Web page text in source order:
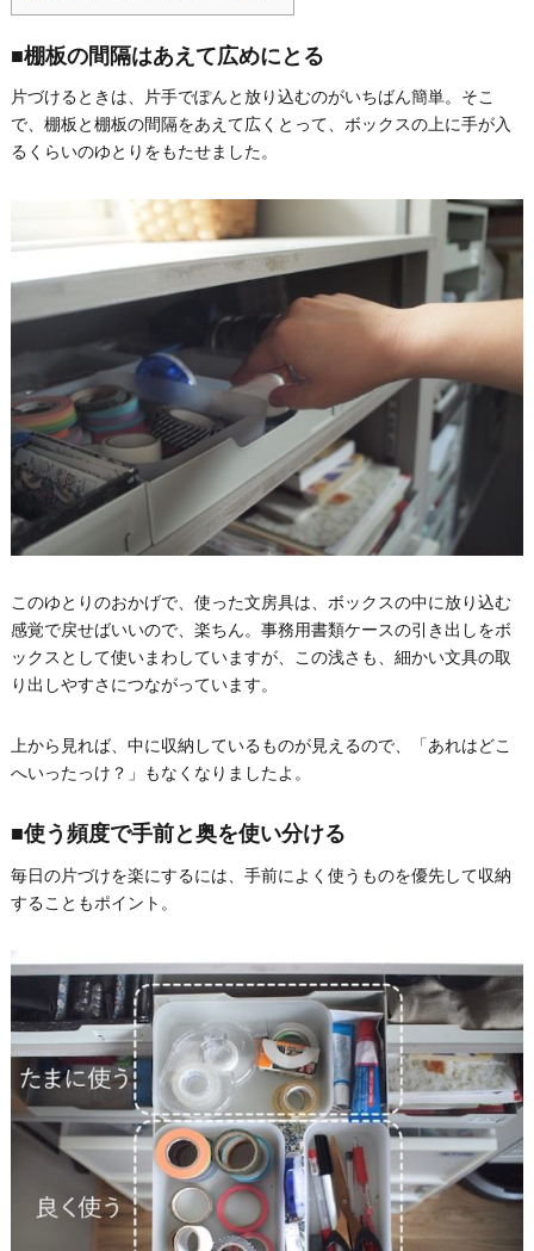
■棚板の間隔はあえて広めにとる
片づけるときは、片手でぽんと放り込むのがいちばん簡単。そこ
で、棚板と棚板の間隔をあえて広くとって、ボックスの上に手が入
るくらいのゆとりをもたせました。
このゆとりのおかげで、使った文房具は、ボックスの中に放り込む
感覚で戻せばいいので、楽ちん。事務用書類ケースの引き出しをボ
ックスとして使いまわしていますが、この浅さも、細かい文具の取
り出しやすさにつながっています。
上から見れば、中に収納しているものが見えるので、「あれはどこ
へいったっけ？」もなくなりましたよ。
■使う頻度で手前と奥を使い分ける
毎日の片づけを楽にするには、手前によく使うものを優先して収納
することもポイント。